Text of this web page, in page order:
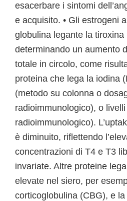
esacerbare i sintomi
e acquisito. • Gli estrogeni
globulina legante la tiroxina
determinando un aumento
totale in circolo, come
proteina che lega la iodina
(metodo su colonna o
radioimmunologico), o
radioimmunologico).
è diminuito, riflettendo
concentrazioni di T4 e T3
invariate. Altre proteine
elevate nel siero, per
corticoglobulina (CBG), e